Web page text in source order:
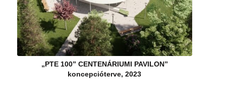
„PTE 100” CENTENÁRIUMI PAVILON”
koncepcióterve, 2023